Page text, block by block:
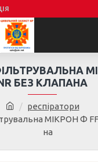
респіратори
МІКРОН Ф
на
БЕЗ КЛАПАНА